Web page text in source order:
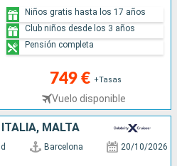
749 € +Tasas
Vuelo disponible
Niños gratis hasta los 17 años
Club niños desde los 3 años
Pensión completa
MALTA
Barcelona 20/10/2026